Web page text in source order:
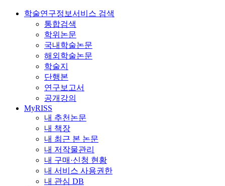
학술연구정보서비스 검색
통합검색
학위논문
국내학술논문
해외학술논문
학술지
단행본
연구보고서
공개강의
MyRISS
내 추천논문
내 책장
내 최근 본 논문
내 저작물관리
내 구매·신청 현황
내 서비스 사용권한
내 관심 DB